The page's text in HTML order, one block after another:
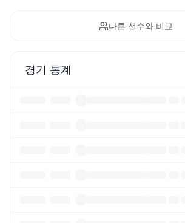
다른 선수와 비교
경기 통계